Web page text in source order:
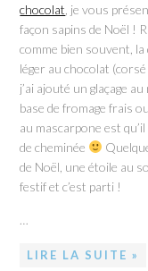
chocolat , je vous
façon sapins de Noël !
comme bien souvent,
léger au chocolat
j’ai ajouté un glaçage
base de fromage frais
au mascarpone est
de cheminée
de Noël, une étoile au
festif et c’est parti !
…
LIRE LA SUITE »